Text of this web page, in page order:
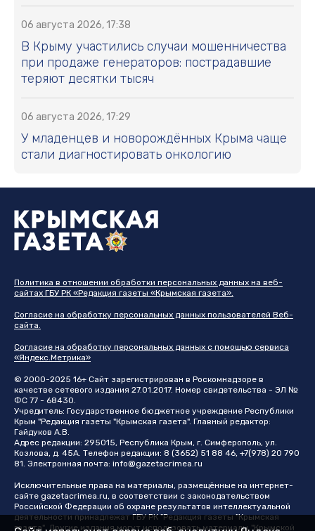
06 августа 2026, 17:38
В Крыму участились случаи мошенничества
при продаже генераторов: пострадавшие
теряют десятки тысяч
06 августа 2026, 17:29
У младенцев и новорождённых Крыма чаще
стали диагностировать онкологию
Политика в отношении обработки персональных данных на веб-
сайтах ГБУ РК «Редакция газеты «Крымская газета».
Согласие на обработку персональных данных пользователей Веб-
сайта.
Согласие на обработку персональных данных с помощью сервиса
«Яндекс.Метрика»
© 2000-2025 16+ Сайт зарегистрирован в Роскомнадзоре в
качестве сетевого издания 27.01.2017. Номер свидетельства - ЭЛ №
ФС 77 - 68430.
Учредитель: Государственное бюджетное учреждение Республики
Крым "Редакция газеты "Крымская газета". Главный редактор:
Гайдуков А.В.
Адрес редакции: 295015, Республика Крым, г. Симферополь, ул.
Козлова, д. 45А. Телефон редакции: 8 (3652) 51 88 46, +7(978) 20 790
81. Электронная почта: info@gazetacrimea.ru
Исключительные права на материалы, размещённые на интернет-
сайте gazetacrimea.ru, в соответствии с законодательством
Российской Федерации об охране результатов интеллектуальной
деятельности принадлежат ГБУ РК "Редакция газеты "Крымская
газета". Другие издания могут использовать материалы "Крымской